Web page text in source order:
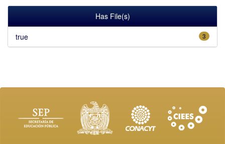
Has File(s)
3
true